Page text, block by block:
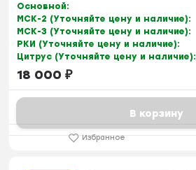
Основной:
МСК-2 (Уточняйте цену и наличие):
МСК-3 (Уточняйте цену и наличие):
РКИ (Уточняйте цену и наличие):
Цитрус (Уточняйте цену и наличие):
18 000 ₽
В корзину
Избранное